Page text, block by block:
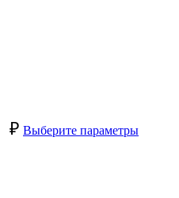
₽ Выберите параметры